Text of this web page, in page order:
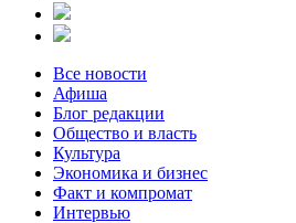
Все новости
Афиша
Блог редакции
Общество и власть
Культура
Экономика и бизнес
Факт и компромат
Интервью